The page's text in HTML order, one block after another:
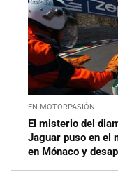
EN MOTORPASIÓN
El misterio del
Jaguar puso en el
en Mónaco y